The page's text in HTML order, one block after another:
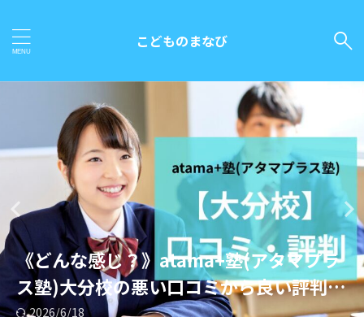
こどものまなび
《どんな感じ？》atama+塾(アタマプラ
ス塾)甲府校の悪い口コミから良い評判ま
2026/6/16
《どんな感じ？》atama+塾(アタマプラ
ス塾)大分校の悪い口コミから良い評判ま
2026/6/18
《どんな感じ？》atama+塾(アタマプラ
ス塾)佐世保校の悪い口コミから良い評判
2026/6/18
《どんな感じ？》atama+塾(アタマプラ
ス塾)唐津駅前校の悪い口コミから良い評
2026/6/18
《どんな感じ？》atama+塾(アタマプラ
ス塾)小倉校の悪い口コミから良い評判ま
2026/6/18
《どんな感じ？》atama+塾(アタマプラ
ス塾)大橋校の悪い口コミから良い評判ま
2026/6/18
《どんな感じ？》atama+塾(アタマプラ
ス塾)天神校の悪い口コミから良い評判ま
2026/6/18
《どんな感じ？》atama+塾(アタマプラ
ス塾)久留米校の悪い口コミから良い評判
2026/6/18
《どんな感じ？》atama+塾(アタマプラ
ス塾)香椎校の悪い口コミから良い評判ま
2026/6/18
《どんな感じ？》atama+塾(アタマプラ
ス塾)丸亀校の悪い口コミから良い評判ま
2026/6/18